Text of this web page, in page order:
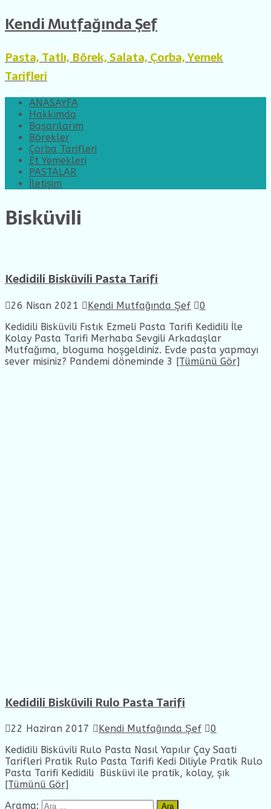
Kendi Mutfağında Şef
Pasta, Tatlı, Börek, Salata, Çorba, Yemek
Tarifleri
ANASAYFA
Hakkımda
Başarılarım
Börekler
Çorba Tarifleri
Et Yemekleri
PASTALAR
İletişim
Bisküvili
Kedidili Bisküvili Pasta Tarifi
26 Nisan 2021 Kendi Mutfağında Şef
0
Kedidili Bisküvili Fıstık Ezmeli Pasta Tarifi Kedidili İle
Kolay Pasta Tarifi Merhaba Sevgili Arkadaşlar
Mutfağıma, bloguma hoşgeldiniz. Evde pasta yapmayı
sever misiniz? Pandemi döneminde 3 [Tümünü Gör]
Kedidili Bisküvili Rulo Pasta Tarifi
22 Haziran 2017 Kendi Mutfağında Şef
0
Kedidili Bisküvili Rulo Pasta Nasıl Yapılır Çay Saati
Tarifleri Pratik Rulo Pasta Tarifi Kedi Diliyle Pratik Rulo
Pasta Tarifi Kedidili Büsküvi ile pratik, kolay, şık
[Tümünü Gör]
Arama: